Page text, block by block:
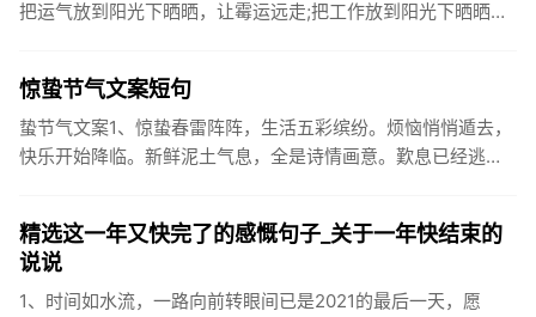
把运气放到阳光下晒晒，让霉运远走;把工作放到阳光下晒晒，
惊蛰节气文案短句
蛰节气文案1、惊蛰春雷阵阵，生活五彩缤纷。烦恼悄悄遁去，
快乐开始降临。新鲜泥土气息，全是诗情画意。歎息已经逃
精选这一年又快完了的感慨句子_关于一年快结束的
说说
1、时间如水流，一路向前转眼间已是2021的最后一天，愿